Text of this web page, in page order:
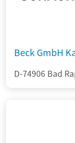
Beck GmbH
D-74906 Bad